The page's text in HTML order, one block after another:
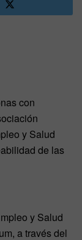
con
y Salud
de las
y Salud
a través del